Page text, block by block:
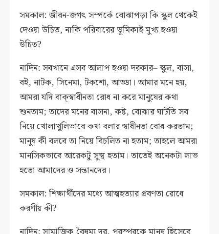
সমকাল: জীবন-জগৎ সম্পর্কে বোঝাপড়া কি স্কুল থেকেই
দেওয়া উচিত, নাকি পরিবারের ভূমিকাই মুখ্য হওয়া
উচিত?
নাদিন: সবখানে এসব আলাপ হওয়া দরকার– স্কুল, বাসা,
বই, নাটক, সিনেমা, টকশো, আড্ডা। আমার মনে হয়,
আমরা যদি বাক্‌স্বাধীনতা রোধ না করে মানুষের কথা
শুনতাম; তাদের মনের বাসনা, কষ্ট, বোঝার ঘাটতি সব
নিয়ে খোলাখুলিভাবে কথা বলার স্বাধীনতা বোধ করতাম;
মানুষ কী বলবে তা নিয়ে বিচলিত না হতাম; তাহলে আমরা
মানসিকভাবে আরেকটু সুস্থ হতাম। তাতেই অনেকটা লাভ
হতো আমাদের ও সন্তানদের।
সমকাল: শিক্ষার্থীদের মধ্যে আত্মহত্যার প্রবণতা রোধে
করণীয় কী?